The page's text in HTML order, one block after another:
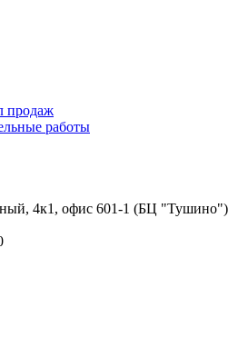
продаж
работы
4к1, офис 601-1 (БЦ "Тушино")